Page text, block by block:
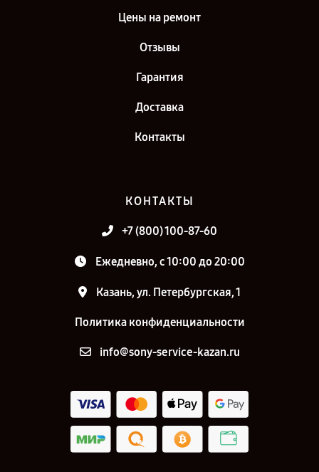
Цены на ремонт
Отзывы
Гарантия
Доставка
Контакты
КОНТАКТЫ
+7 (800) 100-87-60
Ежедневно, с 10:00 до 20:00
Казань, ул. Петербургская, 1
Политика конфиденциальности
info@sony-service-kazan.ru